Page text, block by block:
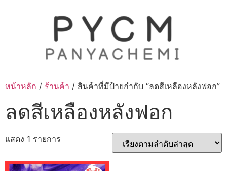
หน้าหลัก / ร้านค้า / สินค้าที่มีป้ายกำกับ “ลดสีเหลืองหลังฟอก”
ลดสีเหลืองหลังฟอก
แสดง 1 รายการ